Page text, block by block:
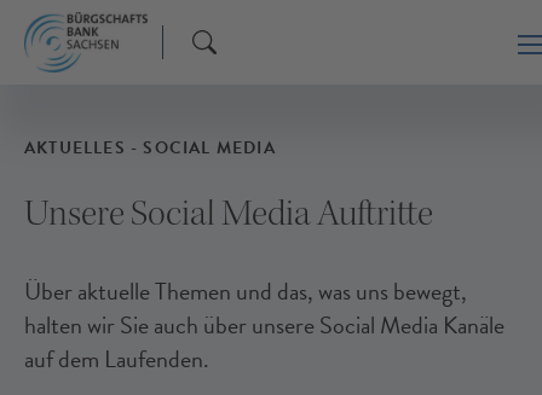
AKTUELLES - SOCIAL MEDIA
Unsere Social Media Auftritte
Über aktuelle Themen und das, was uns bewegt,
halten wir Sie auch über unsere Social Media Kanäle
auf dem Laufenden.